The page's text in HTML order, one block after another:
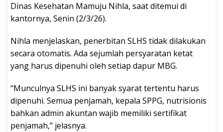
Dinas Kesehatan Mamuju Nihla, saat ditemui di
kantornya, Senin (2/3/26).
Nihla menjelaskan, penerbitan SLHS tidak dilakukan
secara otomatis. Ada sejumlah persyaratan ketat
yang harus dipenuhi oleh setiap dapur MBG.
“Munculnya SLHS ini banyak syarat tertentu harus
dipenuhi. Semua penjamah, kepala SPPG, nutrisionis
bahkan admin akuntan wajib memiliki sertifikat
penjamah,” jelasnya.